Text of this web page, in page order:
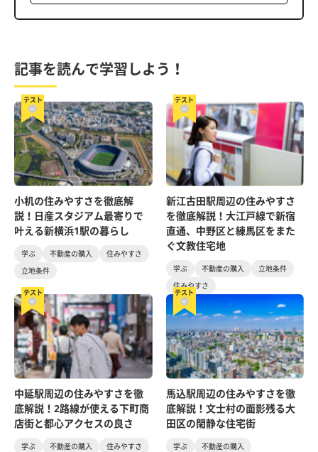
記事を読んで学習しよう！
テスト
小机の住みやすさを徹底解
説！日産スタジアム最寄りで
叶える新横浜1駅の暮らし
学ぶ 不動産の購入
住みやすさ
立地条件
テスト
新江古田駅周辺の住みやすさ
を徹底解説！大江戸線で新宿
直通、中野区と練馬区をまた
ぐ文教住宅地
学ぶ 不動産の購入
立地条件
住みやすさ
テスト
中延駅周辺の住みやすさを徹
底解説！2路線が使える下町商
店街と都心アクセスの良さ
学ぶ 不動産の購入 住みやすさ
テスト
馬込駅周辺の住みやすさを徹
底解説！文士村の面影残る大
田区の閑静な住宅街
学ぶ
不動産の購入